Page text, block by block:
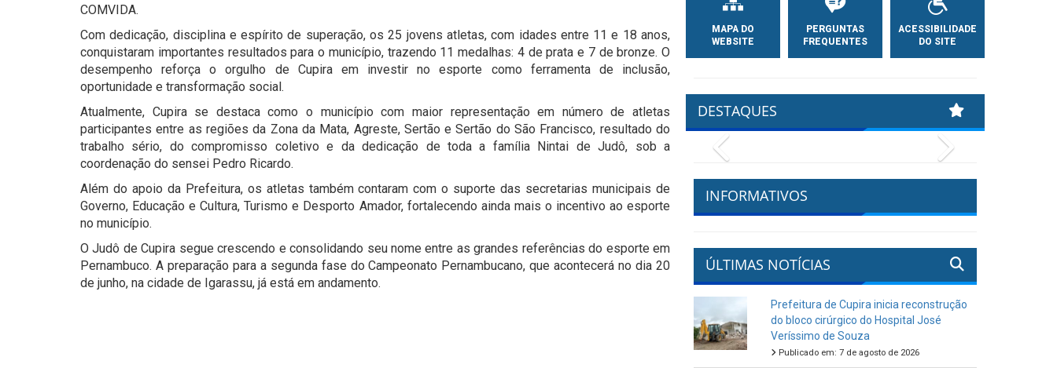
COMVIDA.
Com dedicação, disciplina e espírito de superação, os 25 jovens atletas, com idades entre 11 e 18 anos,
conquistaram importantes resultados para o município, trazendo 11 medalhas: 4 de prata e 7 de bronze. O
desempenho reforça o orgulho de Cupira em investir no esporte como ferramenta de inclusão,
oportunidade e transformação social.
Atualmente, Cupira se destaca como o município com maior representação em número de atletas
participantes entre as regiões da Zona da Mata, Agreste, Sertão e Sertão do São Francisco, resultado do
trabalho sério, do compromisso coletivo e da dedicação de toda a família Nintai de Judô, sob a
coordenação do sensei Pedro Ricardo.
Além do apoio da Prefeitura, os atletas também contaram com o suporte das secretarias municipais de
Governo, Educação e Cultura, Turismo e Desporto Amador, fortalecendo ainda mais o incentivo ao esporte
no município.
O Judô de Cupira segue crescendo e consolidando seu nome entre as grandes referências do esporte em
Pernambuco. A preparação para a segunda fase do Campeonato Pernambucano, que acontecerá no dia 20
de junho, na cidade de Igarassu, já está em andamento.
MAPA DO
WEBSITE
PERGUNTAS
FREQUENTES
ACESSIBILIDADE
DO SITE
DESTAQUES
INFORMATIVOS
ÚLTIMAS NOTÍCIAS
Prefeitura de Cupira inicia reconstrução
do bloco cirúrgico do Hospital José
Veríssimo de Souza
Publicado em: 7 de agosto de 2026